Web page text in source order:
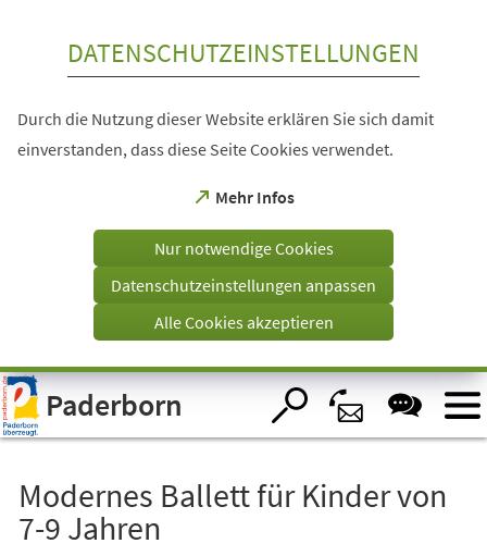
Visuelle
Assistenzsoftware
öffnen.
DATENSCHUTZEINSTELLUNGEN
Durch die Nutzung dieser Website erklären Sie sich damit
einverstanden, dass diese Seite Cookies verwendet.
Mehr Infos
(Öffnet
einem
Tab)
Nur notwendige Cookies
Datenschutzeinstellungen anpassen
Alle Cookies akzeptieren
Paderborn
Modernes Ballett für Kinder von
7-9 Jahren